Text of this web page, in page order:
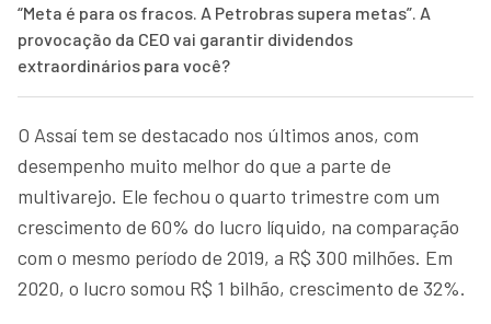
“Meta é para os fracos. A Petrobras supera metas”. A
provocação da CEO vai garantir dividendos
extraordinários para você?
O Assaí tem se destacado nos últimos anos, com
desempenho muito melhor do que a parte de
multivarejo. Ele fechou o quarto trimestre com um
crescimento de 60% do lucro líquido, na comparação
com o mesmo período de 2019, a R$ 300 milhões. Em
2020, o lucro somou R$ 1 bilhão, crescimento de 32%.